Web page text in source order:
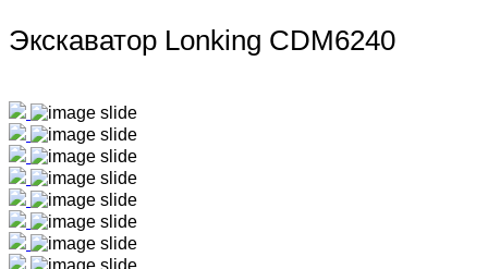
Экскаватор Lonking CDM6240